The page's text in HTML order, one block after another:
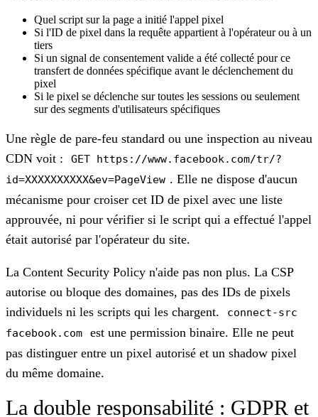
Quel script sur la page a initié l'appel pixel
Si l'ID de pixel dans la requête appartient à l'opérateur ou à un
tiers
Si un signal de consentement valide a été collecté pour ce
transfert de données spécifique avant le déclenchement du
pixel
Si le pixel se déclenche sur toutes les sessions ou seulement
sur des segments d'utilisateurs spécifiques
Une règle de pare-feu standard ou une inspection au niveau
CDN voit :
GET https://www.facebook.com/tr/?
id=XXXXXXXXXX&ev=PageView . Elle ne dispose d'aucun
mécanisme pour croiser cet ID de pixel avec une liste
approuvée, ni pour vérifier si le script qui a effectué l'appel
était autorisé par l'opérateur du site.
La Content Security Policy n'aide pas non plus. La CSP
autorise ou bloque des domaines, pas des IDs de pixels
individuels ni les scripts qui les chargent.
connect-src
facebook.com
est une permission binaire. Elle ne peut
pas distinguer entre un pixel autorisé et un shadow pixel
du même domaine.
La double responsabilité : GDPR et